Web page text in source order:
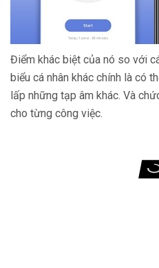
Điểm khác biệt của nó so với
biểu cá nhân khác chính là có
lấp những tạp âm khác. Và
cho từng công việc.